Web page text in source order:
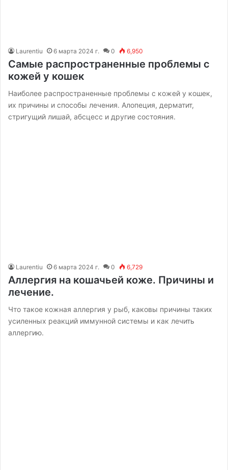
Laurentiu 6 марта 2024 г. 0 6,950
Самые распространенные проблемы с
кожей у кошек
Наиболее распространенные проблемы с кожей у кошек,
их причины и способы лечения. Алопеция, дерматит,
стригущий лишай, абсцесс и другие состояния.
Laurentiu 6 марта 2024 г. 0 6,729
Аллергия на кошачьей коже. Причины и
лечение.
Что такое кожная аллергия у рыб, каковы причины таких
усиленных реакций иммунной системы и как лечить
аллергию.